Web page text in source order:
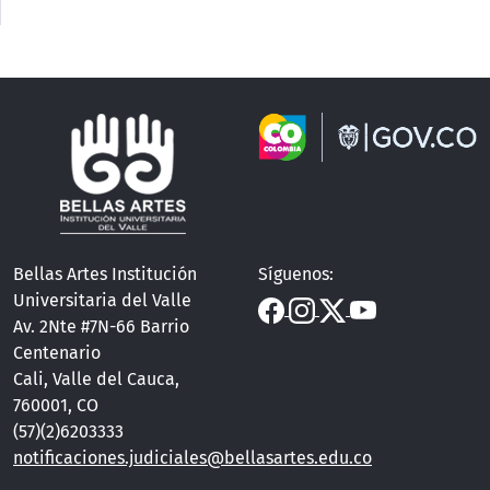
Bellas Artes Institución
Universitaria del Valle
Av. 2Nte #7N-66 Barrio
Centenario
Cali, Valle del Cauca,
760001, CO
(57)(2)6203333
notificaciones.judiciales@bellasartes.edu.co
Síguenos: